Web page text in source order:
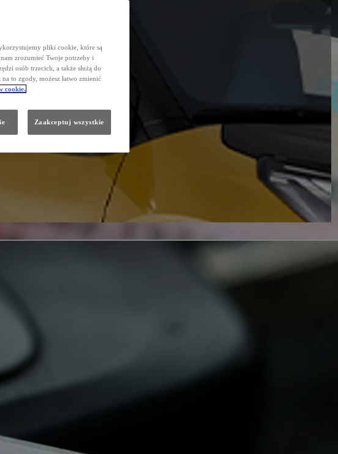
pliki cookie, które są
zrozumieć Twoje potrzeby i
osób trzecich, a także służą do
to zgody, możesz łatwo zmienić
cookie.
Zaakceptuj wszystkie